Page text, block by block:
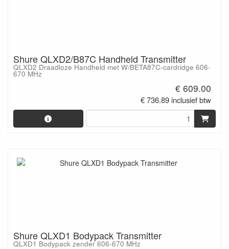
Shure QLXD2/B87C Handheld Transmitter
QLXD2 Draadloze Handheld met W/BETA87C-cardridge 606-
670 MHz
€ 609.00
€ 736.89 inclusief btw
Shure QLXD1 Bodypack Transmitter
QLXD1 Bodypack zender 606-670 MHz